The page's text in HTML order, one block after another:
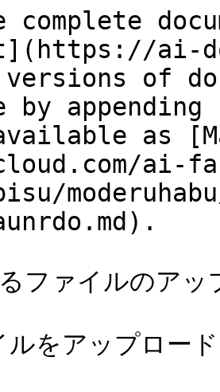
complete
ai-
versions of
by
as
ファイルのア
をアップロード